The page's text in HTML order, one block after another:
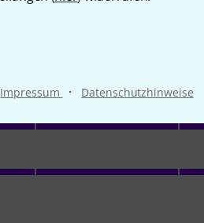
Impressum · Datenschutzhinweise